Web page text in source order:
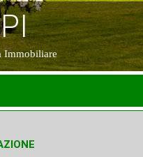
Immobiliare